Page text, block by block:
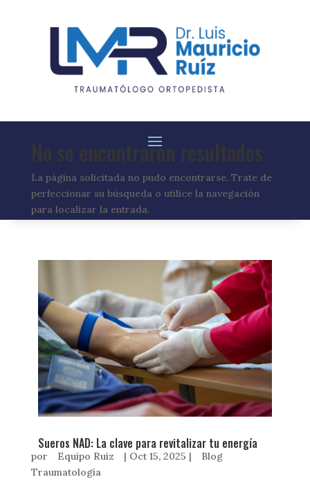
No se encontraron resultados
La página solicitada no pudo encontrarse. Trate de
perfeccionar su búsqueda o utilice la navegación
para localizar la entrada.
Sueros NAD: La clave para revitalizar tu energía
por Equipo Ruiz | Oct 15, 2025 |
Blog
Traumatología